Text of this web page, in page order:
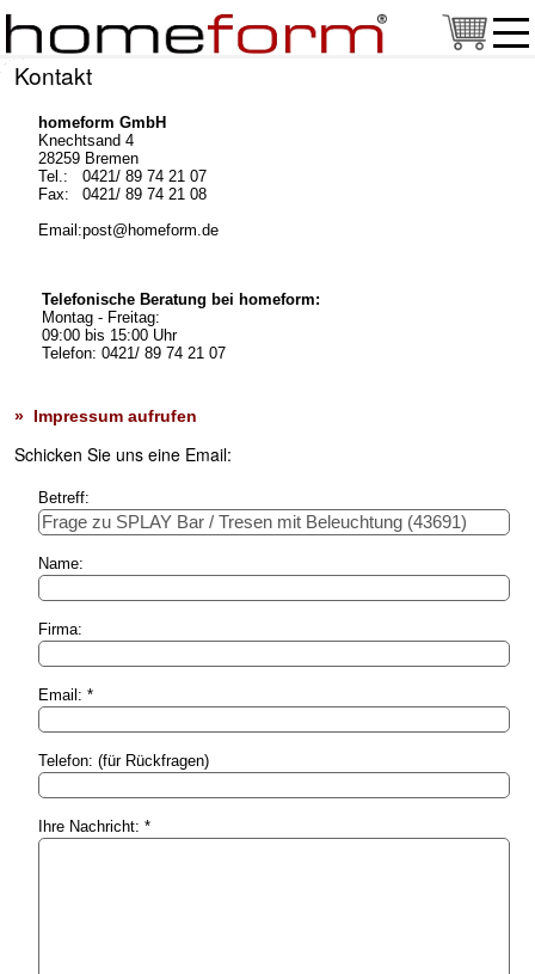
Kontakt
homeform GmbH
Knechtsand 4
28259 Bremen
Tel.:
0421/ 89 74 21 07
Fax:
0421/ 89 74 21 08
Email:post@homeform.de
Telefonische Beratung bei homeform:
Montag - Freitag:
09:00 bis 15:00 Uhr
Telefon: 0421/ 89 74 21 07
» Impressum aufrufen
Schicken Sie uns eine Email:
Betreff:
Name:
Firma:
Email: *
Telefon: (für Rückfragen)
Ihre Nachricht: *